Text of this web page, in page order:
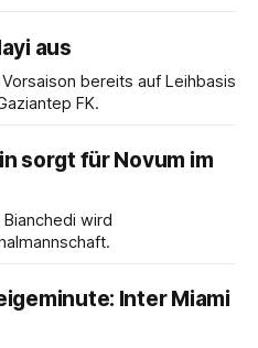
aus
bereits auf Leihbasis
FK.
sorgt für Novum im
wird
Inter Miami